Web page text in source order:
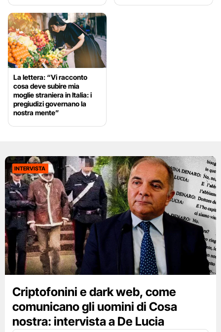
La lettera: “Vi racconto
cosa deve subire mia
moglie straniera in Italia: i
pregiudizi governano la
nostra mente”
INTERVISTA
Criptofonini e dark web, come
comunicano gli uomini di Cosa
nostra: intervista a De Lucia